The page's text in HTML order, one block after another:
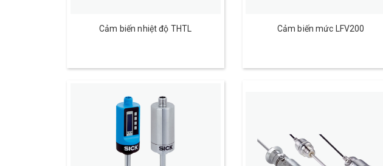
Cảm biến nhiệt độ THTL Cảm biến mức LFV200